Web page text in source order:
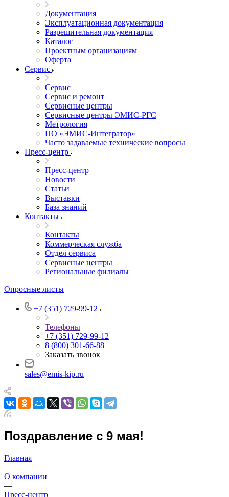
Документация
Эксплуатационная документация
Разрешительная документация
Каталог
Проектным организациям
Оферта
Сервис
Сервис
Сервис и ремонт
Сервисные центры
Сервисные центры ЭМИС-РГС
Метрология
ПО «ЭМИС-Интегратор»
Часто задаваемые технические вопросы
Пресс-центр
Пресс-центр
Новости
Статьи
Выставки
База знаний
Контакты
Контакты
Коммерческая служба
Отдел сервиса
Сервисные центры
Региональные филиалы
Опросные листы
+7 (351) 729-99-12
Телефоны
+7 (351) 729-99-12
8 (800) 301-66-88
Заказать звонок
sales@emis-kip.ru
Поздравление с 9 мая!
Главная
—
О компании
—
Пресс-центр